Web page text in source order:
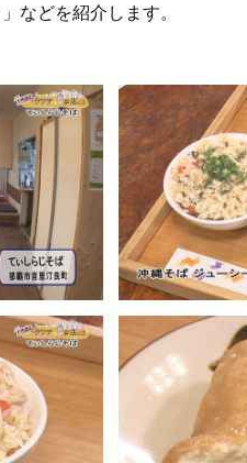
などを紹介します。